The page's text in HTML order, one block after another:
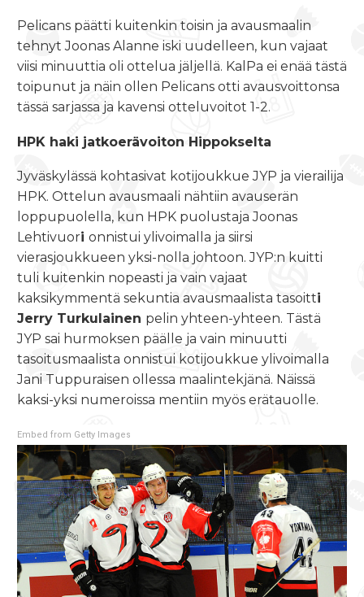
Pelicans päätti kuitenkin toisin ja avausmaalin
tehnyt Joonas Alanne iski uudelleen, kun vajaat
viisi minuuttia oli ottelua jäljellä. KalPa ei enää tästä
toipunut ja näin ollen Pelicans otti avausvoittonsa
tässä sarjassa ja kavensi otteluvoitot 1-2.
HPK haki jatkoerävoiton Hippokselta
Jyväskylässä kohtasivat kotijoukkue JYP ja vierailija
HPK. Ottelun avausmaali nähtiin avauserän
loppupuolella, kun HPK puolustaja Joonas
Lehtivuori onnistui ylivoimalla ja siirsi
vierasjoukkueen yksi-nolla johtoon. JYP:n kuitti
tuli kuitenkin nopeasti ja vain vajaat
kaksikymmentä sekuntia avausmaalista tasoitti
Jerry Turkulainen pelin yhteen-yhteen. Tästä
JYP sai hurmoksen päälle ja vain minuutti
tasoitusmaalista onnistui kotijoukkue ylivoimalla
Jani Tuppuraisen ollessa maalintekjänä. Näissä
kaksi-yksi numeroissa mentiin myös erätauolle.
Embed from Getty Images